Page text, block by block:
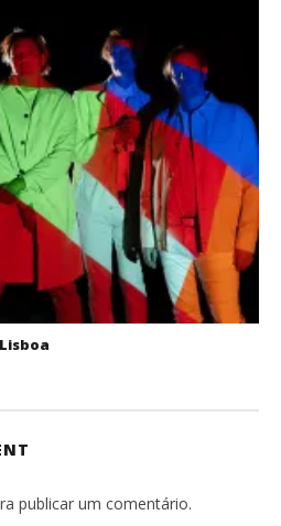
publicar um comentário.